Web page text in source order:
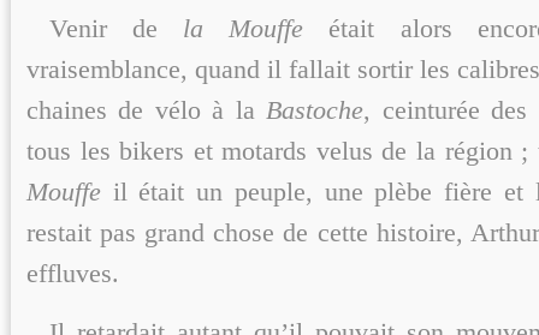
Venir de la Mouffe était alors
vraisemblance, quand il fallait sortir les
chaines de vélo à la Bastoche, ceinturée
tous les bikers et motards velus de la région
Mouffe il était un peuple, une plèbe fière et
restait pas grand chose de cette histoire,
effluves.